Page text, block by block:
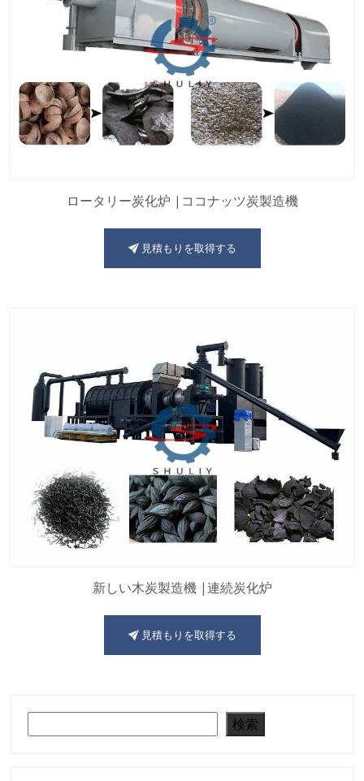
検索
ロータリー炭化炉 |ココナッツ炭製造機
見積もりを取得する
新しい木炭製造機 |連続炭化炉
見積もりを取得する